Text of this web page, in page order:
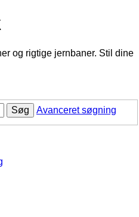
og rigtige jernbaner. Stil dine
Søg Avanceret søgning